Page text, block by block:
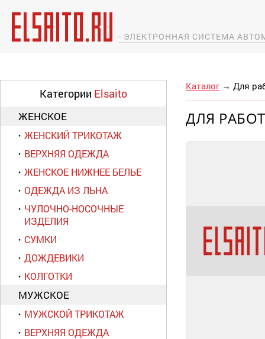
- ЭЛЕКТРОННАЯ СИСТЕМА
Категории Elsaito
ЖЕНСКОЕ
ЖЕНСКИЙ ТРИКОТАЖ
ВЕРХНЯЯ ОДЕЖДА
ЖЕНСКОЕ НИЖНЕЕ БЕЛЬЕ
ОДЕЖДА ИЗ ЛЬНА
ЧУЛОЧНО-НОСОЧНЫЕ
ИЗДЕЛИЯ
СУМКИ
ДОЖДЕВИКИ
КОЛГОТКИ
МУЖСКОЕ
МУЖСКОЙ ТРИКОТАЖ
ВЕРХНЯЯ ОДЕЖДА
Каталог → Для
ДЛЯ